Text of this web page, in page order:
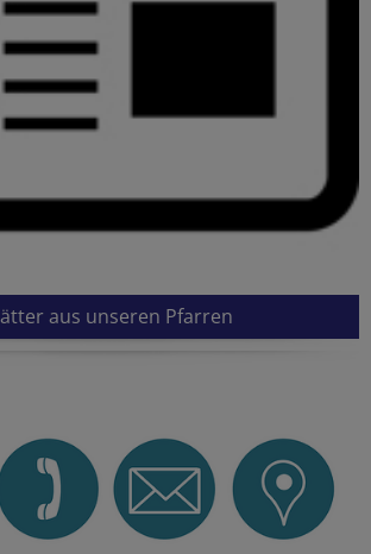
aus unseren Pfarren